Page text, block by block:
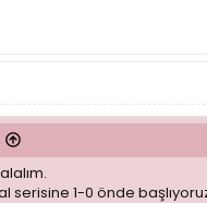
serisine 1-0 önde